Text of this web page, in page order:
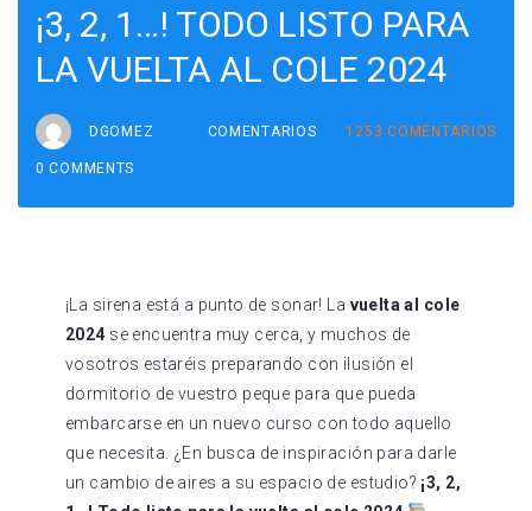
¡3, 2, 1…! TODO LISTO PARA
LA VUELTA AL COLE 2024
DGOMEZ COMENTARIOS 1253 COMENTARIOS
0 COMMENTS
¡La sirena está a punto de sonar! La vuelta al cole
2024 se encuentra muy cerca, y muchos de
vosotros estaréis preparando con ilusión el
dormitorio de vuestro peque para que pueda
embarcarse en un nuevo curso con todo aquello
que necesita. ¿En busca de inspiración para darle
un cambio de aires a su espacio de estudio? ¡3, 2,